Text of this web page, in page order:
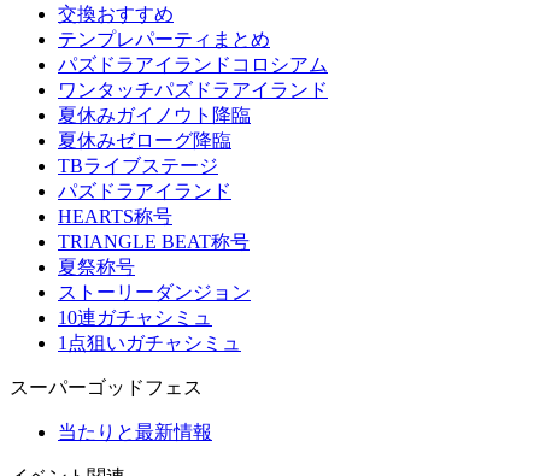
交換おすすめ
テンプレパーティまとめ
パズドラアイランドコロシアム
ワンタッチパズドラアイランド
夏休みガイノウト降臨
夏休みゼローグ降臨
TBライブステージ
パズドラアイランド
HEARTS称号
TRIANGLE BEAT称号
夏祭称号
ストーリーダンジョン
10連ガチャシミュ
1点狙いガチャシミュ
スーパーゴッドフェス
当たりと最新情報